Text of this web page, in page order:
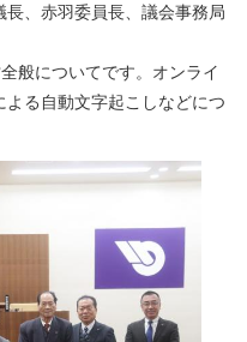
、赤羽委員長、議会事務局
般についてです。オンライ
る自動文字起こしなどにつ